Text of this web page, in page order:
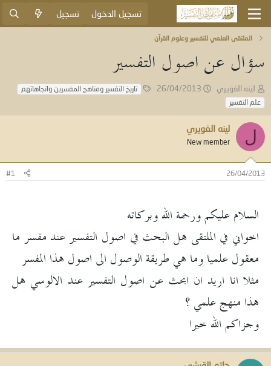
تسجيل الدخول تسجيل
الملتقى العلمي للتفسير وعلوم القرآن
سؤال عن اصول التفسير
ب
ا
د
ئ
ا
ل
م
و
ض
لينه الغويري
ت
خ
ا
ب
26/04/2013
ا تاريخ التفسير ومناهج المفسرين واتجاهاتهم
علم التفسير
ل لينه الغويري
New member
26/04/2013
#1
السلام عليكم ورحمة الله وبركاته
اخواني في الملتقى هل البحث في اصول التفسير عند مفسر ما
معقول علميا وما هي طريقة الوصول الى اصول هذا المفسر
مثلا انا اريد ان ابحث عن اصول التفسير عند الالوسي هل
هذا منهج علمي ؟
وجزاكم الله خيرا